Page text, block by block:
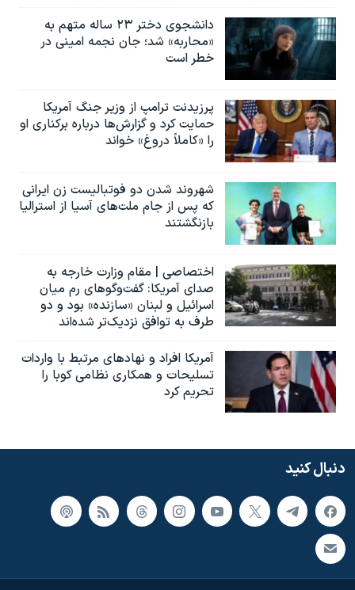
دانشجوی دختر ۲۳ ساله متهم به
«محاربه» شد؛ جان نجمه امینی در
خطر است
پرزیدنت ترامپ از وزیر جنگ آمریکا
حمایت کرد و گزارش‌ها درباره برکناری او
را «کاملاً دروغ» خواند
شهروند شدن دو فوتبالیست زن ایرانی
که پس از جام ملت‌های آسیا از استرالیا
بازنگشتند
اختصاصی | مقام وزارت خارجه به
صدای آمریکا: گفت‌وگوهای رم میان
اسرائیل و لبنان «سازنده» بود و دو
طرف به توافق نزدیک‌تر شده‌اند
آمریکا افراد و نهادهای مرتبط با واردات
تسلیحات و همکاری نظامی کوبا را
تحریم کرد
دنبال کنید